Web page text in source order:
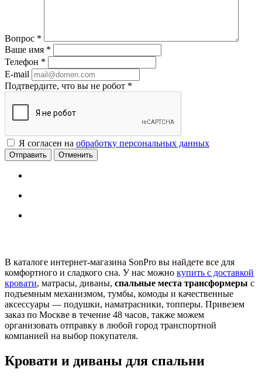
Вопрос *
Ваше имя *
Телефон *
E-mail
Подтвердите, что вы не робот *
Я согласен на обработку персональных данных
Отменить
В каталоге интернет-магазина SonPro вы найдете все для
комфортного и сладкого сна. У нас можно купить с доставкой
кровати, матрасы, диваны, спальные места трансформеры с
подъемным механизмом, тумбы, комоды и качественные
аксессуары — подушки, наматрасники, топперы. Привезем
заказ по Москве в течение 48 часов, также можем
организовать отправку в любой город транспортной
компанией на выбор покупателя.
Кровати и диваны для спальни